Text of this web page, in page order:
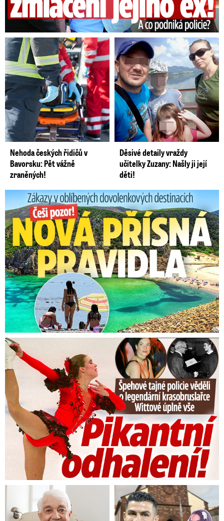
Nehoda českých řidičů v
Bavorsku: Pět vážně
zraněných!
Děsivé detaily vraždy
učitelky Zuzany: Našly ji její
děti!
Zákazy v dovolenkových rájích: Restrikce proti naháčům!
Tajná policie špehovala krasobruslařku Wittovou: Pikantní ...